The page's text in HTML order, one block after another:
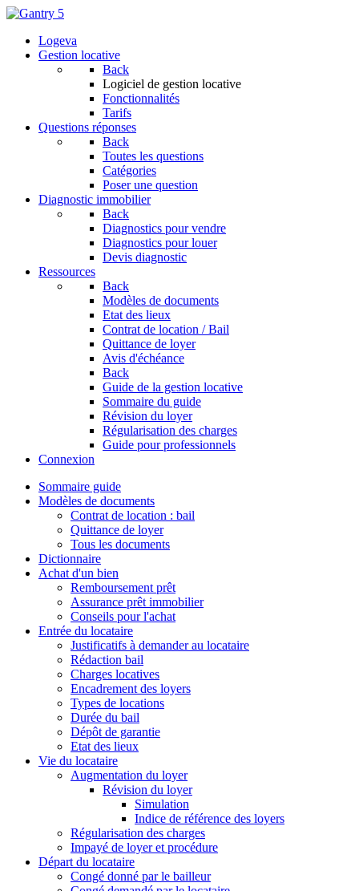
Logeva
Gestion locative
Back
Logiciel de gestion locative
Fonctionnalités
Tarifs
Questions réponses
Back
Toutes les questions
Catégories
Poser une question
Diagnostic immobilier
Back
Diagnostics pour vendre
Diagnostics pour louer
Devis diagnostic
Ressources
Back
Modèles de documents
Etat des lieux
Contrat de location / Bail
Quittance de loyer
Avis d'échéance
Back
Guide de la gestion locative
Sommaire du guide
Révision du loyer
Régularisation des charges
Guide pour professionnels
Connexion
Sommaire guide
Modèles de documents
Contrat de location : bail
Quittance de loyer
Tous les documents
Dictionnaire
Achat d'un bien
Remboursement prêt
Assurance prêt immobilier
Conseils pour l'achat
Entrée du locataire
Justificatifs à demander au locataire
Rédaction bail
Charges locatives
Encadrement des loyers
Types de locations
Durée du bail
Dépôt de garantie
Etat des lieux
Vie du locataire
Augmentation du loyer
Révision du loyer
Simulation
Indice de référence des loyers
Régularisation des charges
Impayé de loyer et procédure
Départ du locataire
Congé donné par le bailleur